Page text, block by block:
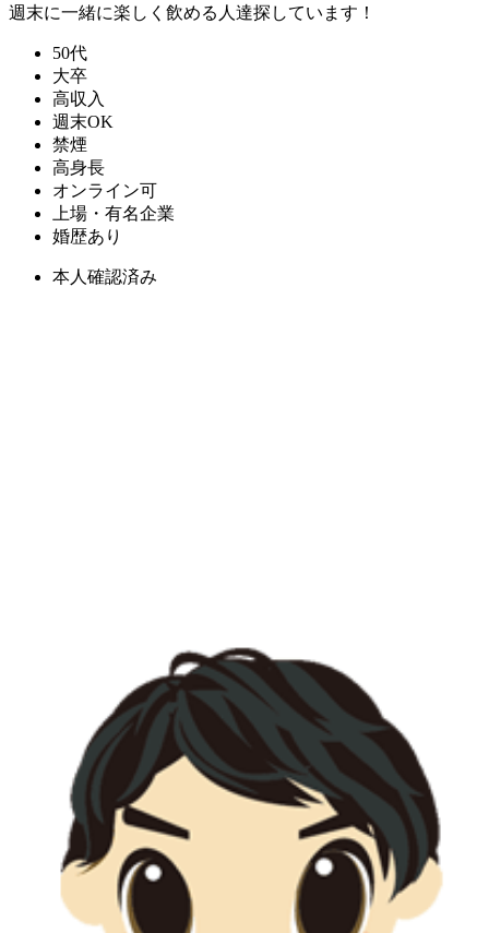
週末に一緒に楽しく飲める人達探しています！
50代
大卒
高収入
週末OK
禁煙
高身長
オンライン可
上場・有名企業
婚歴あり
本人確認済み